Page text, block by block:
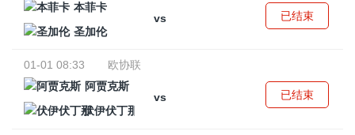
本菲卡
vs
圣加伦
已结束
01-01 08:33
欧协联
阿贾克斯
vs
伏伊伏丁那
已结束